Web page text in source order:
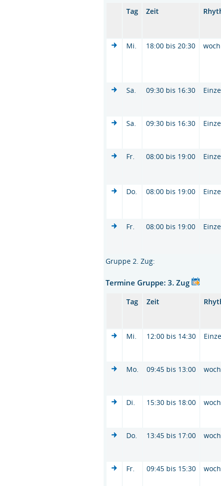
Tag Zeit
Mi. 18:00 bis 20:30 woch
Sa. 09:30 bis 16:30
Sa. 09:30 bis 16:30
Fr. 08:00 bis 19:00
Do. 08:00 bis 19:00
Fr. 08:00 bis 19:00
Gruppe 2. Zug:
Termine Gruppe: 3. Zug
Tag Zeit
Mi. 12:00 bis 14:30
Mo. 09:45 bis 13:00 woch
Di. 15:30 bis 18:00 woch
Do. 13:45 bis 17:00 woch
Fr. 09:45 bis 15:30 woch